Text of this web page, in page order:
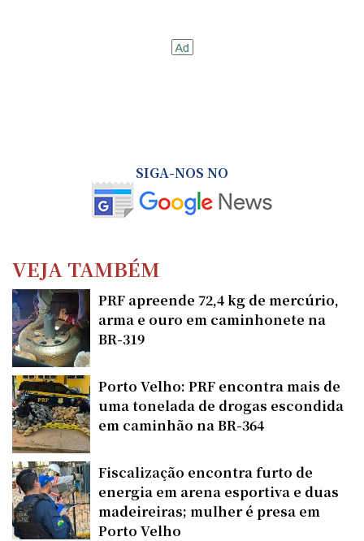
SIGA-NOS NO
VEJA TAMBÉM
PRF apreende 72,4 kg de mercúrio,
arma e ouro em caminhonete na
BR-319
Porto Velho: PRF encontra mais de
uma tonelada de drogas escondida
em caminhão na BR-364
Fiscalização encontra furto de
energia em arena esportiva e duas
madeireiras; mulher é presa em
Porto Velho